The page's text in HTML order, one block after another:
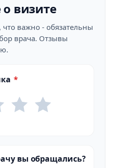
визите
что важно - обязательны
врача. Отзывы
*
вы обращались?